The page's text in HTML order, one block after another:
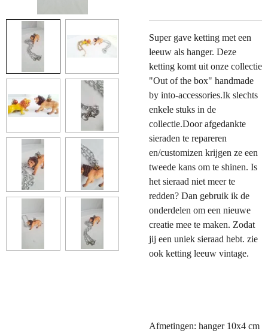
Super gave ketting met een
leeuw als hanger. Deze
ketting komt uit onze collectie
"Out of the box" handmade
by into-accessories.Ik slechts
enkele stuks in de
collectie.Door afgedankte
sieraden te repareren
en/customizen krijgen ze een
tweede kans om te shinen. Is
het sieraad niet meer te
redden? Dan gebruik ik de
onderdelen om een nieuwe
creatie mee te maken. Zodat
jij een uniek sieraad hebt. zie
ook ketting leeuw vintage.
Afmetingen: hanger 10x4 cm